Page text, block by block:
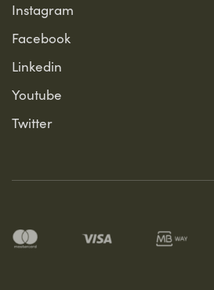
Instagram
Facebook
Linkedin
Youtube
Twitter